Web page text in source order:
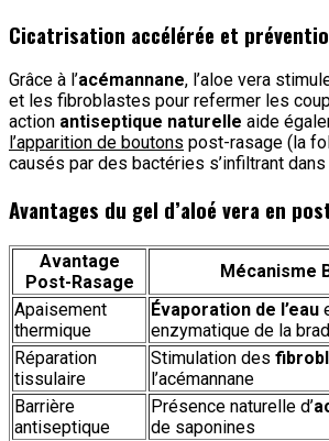
Cicatrisation accélérée et
Grâce à l’acémannane, l’aloe vera
et les fibroblastes pour refermer les
action antiseptique naturelle aide
l’apparition de boutons post-rasage (la
causés par des bactéries s’infiltrant
Avantages du gel d’aloé vera en
Avantage
Post-Rasage
Mécanisme
Apaisement
thermique
Évaporation de l’eau
enzymatique de la
Réparation
tissulaire
Stimulation des
l’acémannane
Barrière
antiseptique
Présence naturelle d’
de saponines